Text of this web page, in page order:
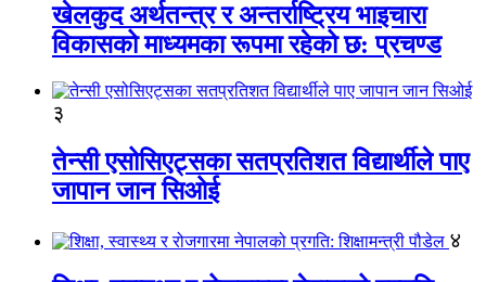
खेलकुद अर्थतन्त्र र अन्तर्राष्ट्रिय भाइचारा
विकासको माध्यमका रूपमा रहेको छ: प्रचण्ड
३
तेन्सी एसोसिएट्सका सतप्रतिशत विद्यार्थीले पाए
जापान जान सिओई
४